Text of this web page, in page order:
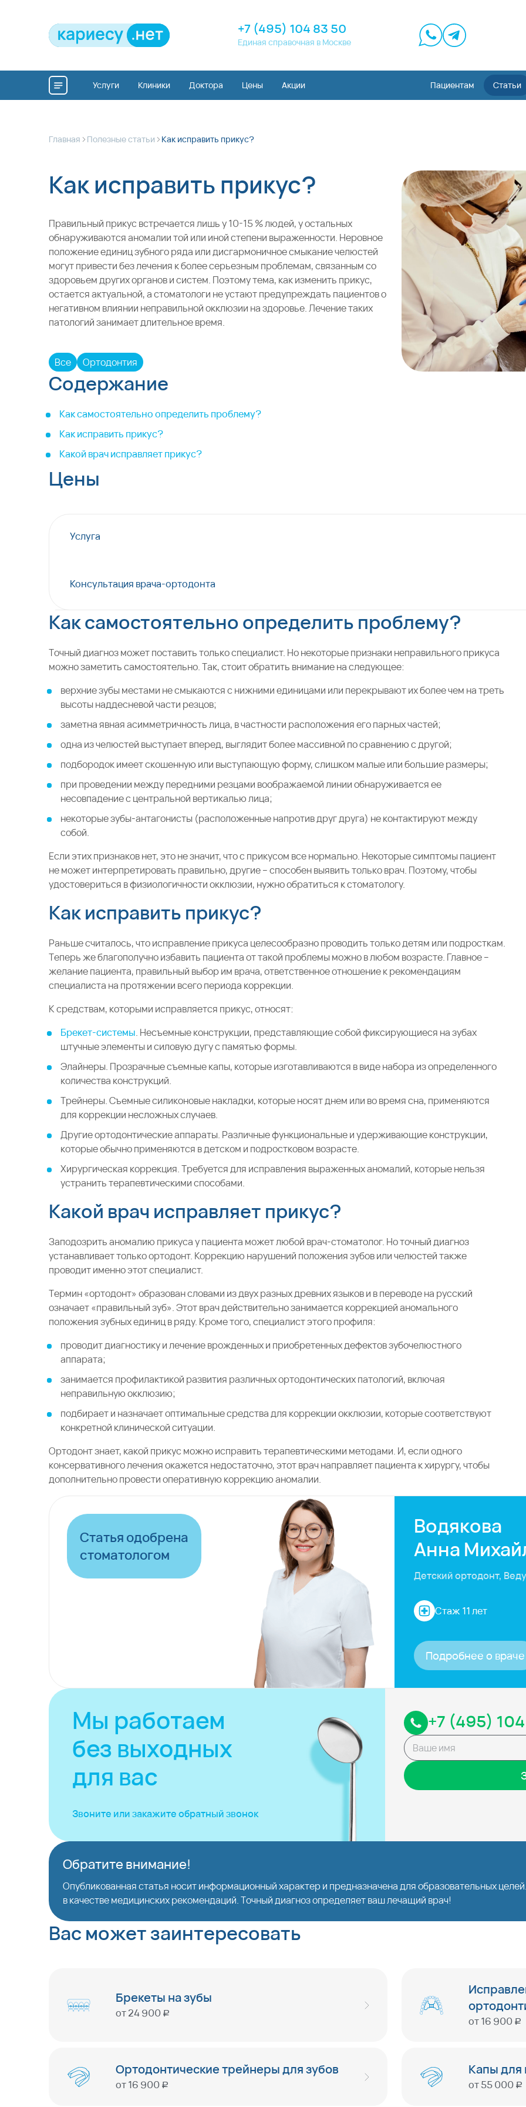
+7 (495) 104 83 50
Единая справочная в Москве
Услуги Клиники Доктора Цены Акции Пациентам Статьи
Главная > Полезные статьи > Как исправить прикус?
Как исправить прикус?
Правильный прикус встречается лишь у 10-15 % людей, у остальных
обнаруживаются аномалии той или иной степени выраженности. Неровное
положение единиц зубного ряда или дисгармоничное смыкание челюстей
могут привести без лечения к более серьезным проблемам, связанным со
здоровьем других органов и систем. Поэтому тема, как изменить прикус,
остается актуальной, а стоматологи не устают предупреждать пациентов о
негативном влиянии неправильной окклюзии на здоровье. Лечение таких
патологий занимает длительное время.
Все Ортодонтия
Содержание
Как самостоятельно определить проблему?
Как исправить прикус?
Какой врач исправляет прикус?
Цены
Услуга
Консультация врача-ортодонта
Как самостоятельно определить проблему?
Точный диагноз может поставить только специалист. Но некоторые признаки неправильного прикуса
можно заметить самостоятельно. Так, стоит обратить внимание на следующее:
верхние зубы местами не смыкаются с нижними единицами или перекрывают их более чем на треть
высоты наддесневой части резцов;
заметна явная асимметричность лица, в частности расположения его парных частей;
одна из челюстей выступает вперед, выглядит более массивной по сравнению с другой;
подбородок имеет скошенную или выступающую форму, слишком малые или большие размеры;
при проведении между передними резцами воображаемой линии обнаруживается ее
несовпадение с центральной вертикалью лица;
некоторые зубы-антагонисты (расположенные напротив друг друга) не контактируют между
собой.
Если этих признаков нет, это не значит, что с прикусом все нормально. Некоторые симптомы пациент
не может интерпретировать правильно, другие – способен выявить только врач. Поэтому, чтобы
удостовериться в физиологичности окклюзии, нужно обратиться к стоматологу.
Как исправить прикус?
Раньше считалось, что исправление прикуса целесообразно проводить только детям или подросткам.
Теперь же благополучно избавить пациента от такой проблемы можно в любом возрасте. Главное –
желание пациента, правильный выбор им врача, ответственное отношение к рекомендациям
специалиста на протяжении всего периода коррекции.
К средствам, которыми исправляется прикус, относят:
Брекет-системы. Несъемные конструкции, представляющие собой фиксирующиеся на зубах
штучные элементы и силовую дугу с памятью формы.
Элайнеры. Прозрачные съемные капы, которые изготавливаются в виде набора из определенного
количества конструкций.
Трейнеры. Съемные силиконовые накладки, которые носят днем или во время сна, применяются
для коррекции несложных случаев.
Другие ортодонтические аппараты. Различные функциональные и удерживающие конструкции,
которые обычно применяются в детском и подростковом возрасте.
Хирургическая коррекция. Требуется для исправления выраженных аномалий, которые нельзя
устранить терапевтическими способами.
Какой врач исправляет прикус?
Заподозрить аномалию прикуса у пациента может любой врач-стоматолог. Но точный диагноз
устанавливает только ортодонт. Коррекцию нарушений положения зубов или челюстей также
проводит именно этот специалист.
Термин «ортодонт» образован словами из двух разных древних языков и в переводе на русский
означает «правильный зуб». Этот врач действительно занимается коррекцией аномального
положения зубных единиц в ряду. Кроме того, специалист этого профиля:
проводит диагностику и лечение врожденных и приобретенных дефектов зубочелюстного
аппарата;
занимается профилактикой развития различных ортодонтических патологий, включая
неправильную окклюзию;
подбирает и назначает оптимальные средства для коррекции окклюзии, которые соответствуют
конкретной клинической ситуации.
Ортодонт знает, какой прикус можно исправить терапевтическими методами. И, если одного
консервативного лечения окажется недостаточно, этот врач направляет пациента к хирургу, чтобы
дополнительно провести оперативную коррекцию аномалии.
Статья одобрена
стоматологом
Водякова
Анна
Детский ортодонт,
Стаж 11 лет
Подробнее о враче
Мы работаем
без выходных
для вас
Звоните или закажитеобратный звонок
+7 (495)
Обратите внимание!
Опубликованная статья носит информационный характер и предназначена для образовательных
в качестве медицинских рекомендаций. Точный диагноз определяет ваш лечащий врач!
Вас может заинтересовать
Брекеты на зубы
от24 900 руб
от16 900 руб
Ортодонтические трейнеры для зубов
от16 900 руб
Капы для
от55 000 руб